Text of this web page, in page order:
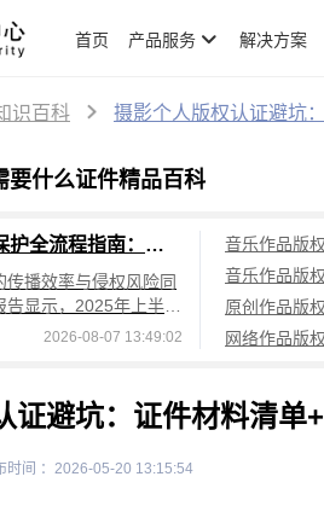
首页 产品服务 解决方案
识百科 摄影个人版权认证避坑
要什么证件精品百科
原创作品版权保护全流程指南：从创作到维权，可信时间戳平台操作详解
播效率与侵权风险同
显示，2025年上半年
量较去年同期增长4
2026-08-07 13:49:02
证避坑：证件材料清单
时间 ：2026-05-20 13:15:54